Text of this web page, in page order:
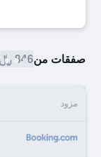
صفقات من846 ﷼
مزود